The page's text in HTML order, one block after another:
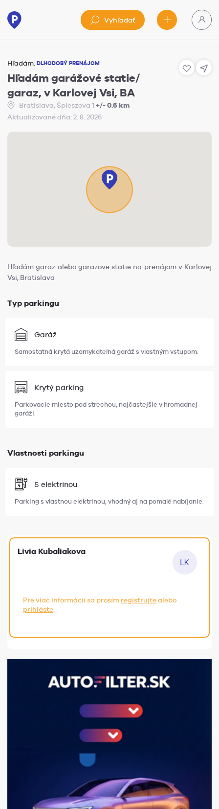
Vyhľadať
Hľadám: DLHODOBÝ PRENÁJOM
Hľadám garážové statie/
garaz, v Karlovej Vsi, BA
Bratislava, Špieszova 1 +/- 0.6 km
Aktualizované dňa: 2. 8. 2026
Hľadám garaz alebo garazove statie na prenájom v Karlovej
Vsi, Bratislava
Typ parkingu
Garáž
Samostatná krytá uzamykateľná garáž s vlastným vstupom.
Krytý parking
Parkovacie miesto pod strechou, najčastejšie v hromadnej
garáži.
Vlastnosti parkingu
S elektrinou
Parking s vlastnou elektrinou, vhodný aj na pomalé nabíjanie.
Livia Kubaliakova
Pre viac informácií sa prosím registrujtealebo
prihláste